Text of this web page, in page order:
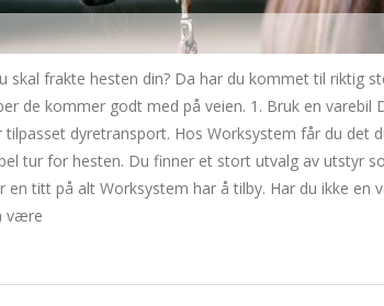
skal frakte hesten din? Da har du kommet til riktig
de kommer godt med på veien. 1. Bruk en varebil
tilpasset dyretransport. Hos Worksystem får du det
tur for hesten. Du finner et stort utvalg av utstyr
titt på alt Worksystem har å tilby. Har du ikke en
være